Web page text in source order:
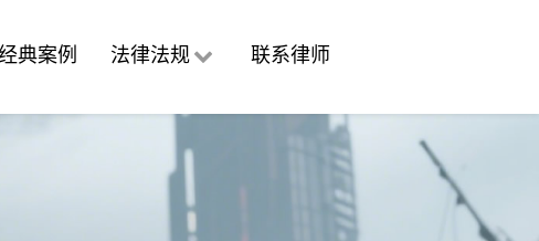
州专业执行律师-广州执行
典案例 法律法规 联系律师